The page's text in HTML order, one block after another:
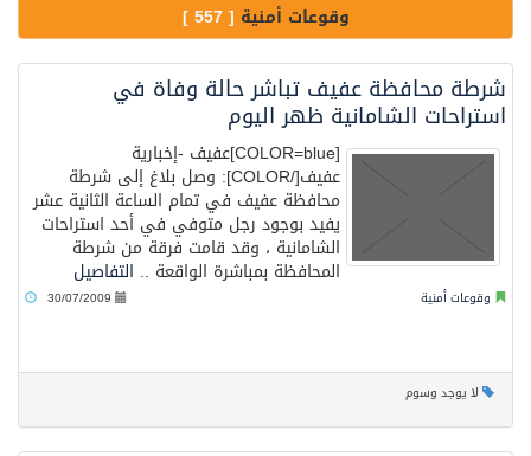
وزارة الموارد البشرية والتنمية الاجتماعية تمدد مهلة تصحيح أوضاع رخص العمل حتى نهاية العام الحالي
وقوعات أمنية [ 557 ]
شرطة محافظة عفيف تباشر حالة وفاة في
استراحات الشامانية ظهر اليوم
[COLOR=blue]عفيف -إخبارية
عفيف[/COLOR]: وصل بلاغ إلى شرطة
محافظة عفيف في تمام الساعة الثانية عشر
يفيد بوجود رجل متوفي في أحد استراحات
الشامانية ، وقد قامت فرقة من شرطة
المحافظة بمباشرة الواقعة .. التفاصيل
وقوعات أمنية 30/07/2009
لا يوجد وسوم